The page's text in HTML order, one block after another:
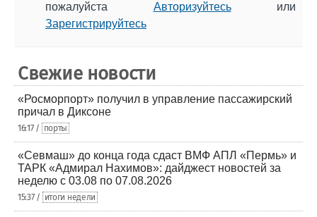
пожалуйста Авторизуйтесьили
Зарегистрируйтесь
Свежие новости
«Росморпорт» получил в управление пассажирский
причал в Диксоне
16:17 / порты
«Севмаш» до конца года сдаст ВМФ АПЛ «Пермь» и
ТАРК «Адмирал Нахимов»: дайджест новостей за
неделю с 03.08 по 07.08.2026
15:37 / итоги недели